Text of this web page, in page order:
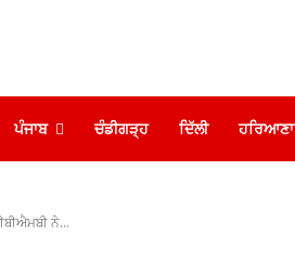
ਪੰਜਾਬ ਚੰਡੀਗੜ੍ਹ ਦਿੱਲੀ ਹਰਿਆਣਾ
ਨੇ...